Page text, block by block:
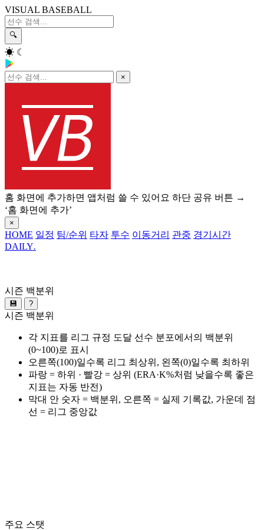
VISUAL BASEBALL
🔍
☀ ☾
×
홈 화면에 추가하면 앱처럼 쓸 수 있어요 하단 공유 버튼 →
‘홈 화면에 추가’
×
HOME 일정 팀/순위 타자 투수 이동거리 관중 경기시간
DAILY.
시즌 백분위
💾 ?
시즌 백분위
각 지표를 리그 규정 도달 선수 분포에서의 백분위
(0~100)로 표시
오른쪽(100)일수록 리그 최상위, 왼쪽(0)일수록 최하위
파랑 = 하위 · 빨강 = 상위 (ERA·K%처럼 낮을수록 좋은
지표는 자동 반전)
막대 안 숫자 = 백분위, 오른쪽 = 실제 기록값, 가운데 점
선 = 리그 중앙값
주요 스탯